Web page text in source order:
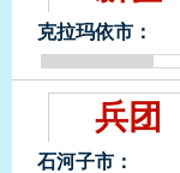
克拉玛依市：
兵团
石河子市：